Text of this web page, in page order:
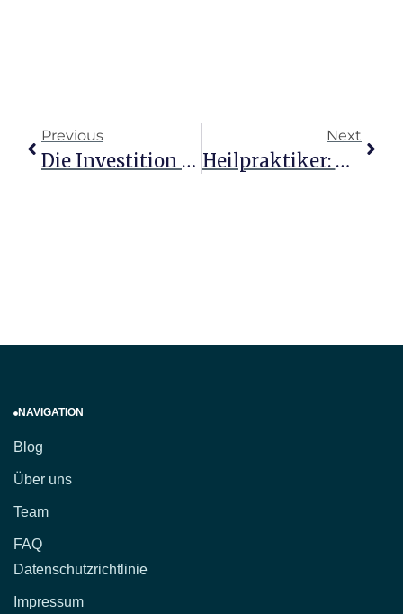
Previous
Die Investition In Gesundheit: Heilpraktikerkosten Verstehen
Next
Heilpraktiker: Unterstützung Für Ganzheitliches Wohlbefinden
NAVIGATION
Blog
Über uns
Team
FAQ
Datenschutzrichtlinie
Impressum